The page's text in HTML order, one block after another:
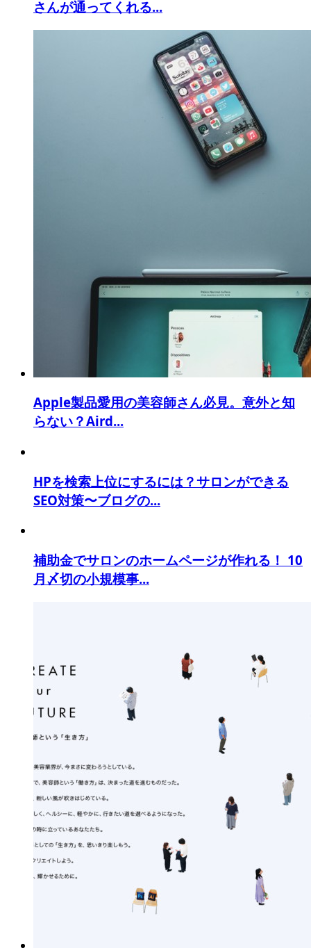
さんが通ってくれる...
Apple製品愛用の美容師さん必見。意外と知
らない？Aird...
HPを検索上位にするには？サロンができる
SEO対策〜ブログの...
補助金でサロンのホームページが作れる！ 10
月〆切の小規模事...